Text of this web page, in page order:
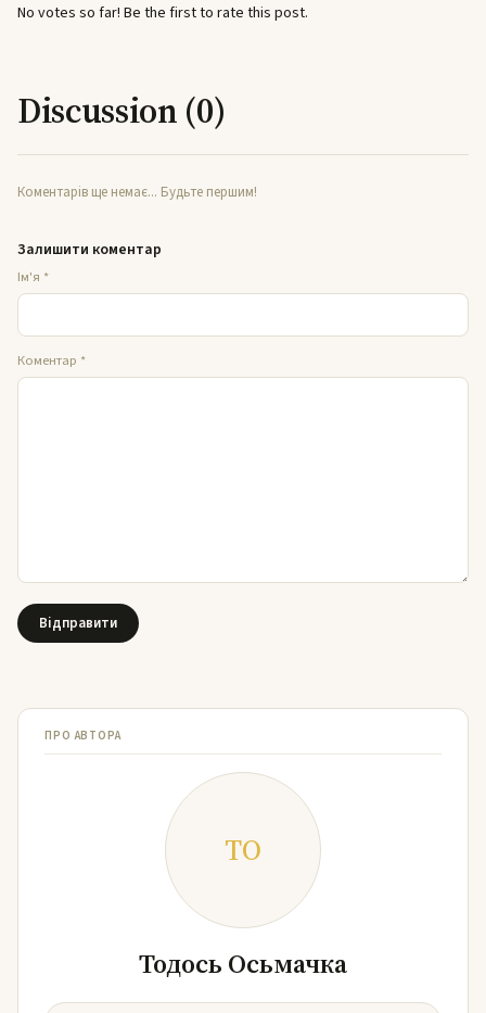
No votes so far! Be the first to rate this post.
Discussion (0)
Коментарів ще немає... Будьте першим!
Залишити коментар
Ім'я *
Коментар *
ПРО АВТОРА
ТО
Тодось Осьмачка